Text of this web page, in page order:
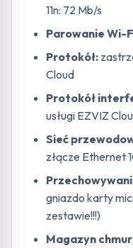
11n: 72 Mb/s
Parowanie Wi-
Protokół:
Cloud
Protokół
usługi EZVIZ
Sieć
złącze Ethernet
gniazdo karty
zestawie!!!)
Magazyn